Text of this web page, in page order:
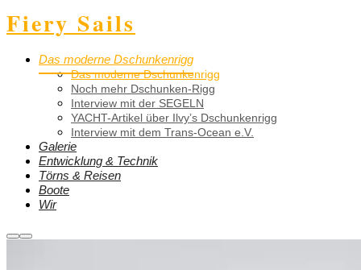
Fiery Sails
Das moderne Dschunkenrigg
Das moderne Dschunkenrigg
Noch mehr Dschunken-Rigg
Interview mit der SEGELN
YACHT-Artikel über Ilvy’s Dschunkenrigg
Interview mit dem Trans-Ocean e.V.
Galerie
Entwicklung & Technik
Törns & Reisen
Boote
Wir
Weitere
Hauptmenü